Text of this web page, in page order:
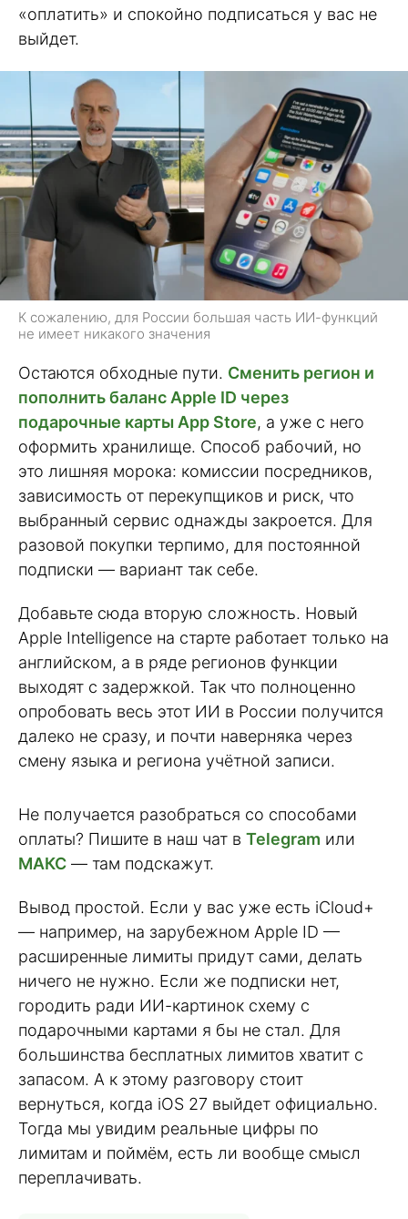
«оплатить» и спокойно подписаться у вас не
выйдет.
К сожалению, для России большая часть ИИ-функций
не имеет никакого значения
Остаются обходные пути. Сменить регион и
пополнить баланс Apple ID через
подарочные карты App Store, а уже с него
оформить хранилище. Способ рабочий, но
это лишняя морока: комиссии посредников,
зависимость от перекупщиков и риск, что
выбранный сервис однажды закроется. Для
разовой покупки терпимо, для постоянной
подписки — вариант так себе.
Добавьте сюда вторую сложность. Новый
Apple Intelligence на старте работает только на
английском, а в ряде регионов функции
выходят с задержкой. Так что полноценно
опробовать весь этот ИИ в России получится
далеко не сразу, и почти наверняка через
смену языка и региона учётной записи.
Не получается разобраться со способами
оплаты? Пишите в наш чат в Telegram или
МАКС — там подскажут.
Вывод простой. Если у вас уже есть iCloud+
— например, на зарубежном Apple ID —
расширенные лимиты придут сами, делать
ничего не нужно. Если же подписки нет,
городить ради ИИ-картинок схему с
подарочными картами я бы не стал. Для
большинства бесплатных лимитов хватит с
запасом. А к этому разговору стоит
вернуться, когда iOS 27 выйдет официально.
Тогда мы увидим реальные цифры по
лимитам и поймём, есть ли вообще смысл
переплачивать.